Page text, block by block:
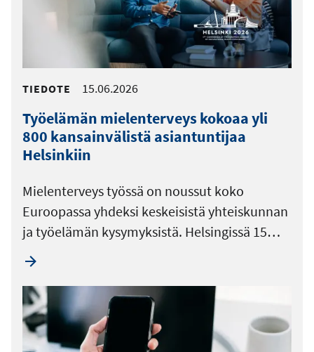
TIEDOTE 15.06.2026
Työelämän mielenterveys kokoaa yli
800 kansainvälistä asiantuntijaa
Helsinkiin
Mielenterveys työssä on noussut koko
Euroopassa yhdeksi keskeisistä yhteiskunnan
ja työelämän kysymyksistä. Helsingissä 15…